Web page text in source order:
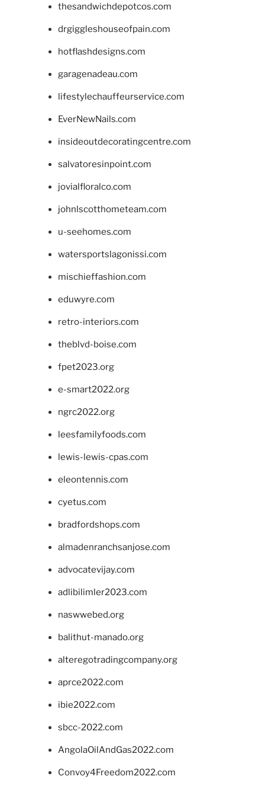
thesandwichdepotcos.com
drgiggleshouseofpain.com
hotflashdesigns.com
garagenadeau.com
lifestylechauffeurservice.com
EverNewNails.com
insideoutdecoratingcentre.com
salvatoresinpoint.com
jovialfloralco.com
johnlscotthometeam.com
u-seehomes.com
watersportslagonissi.com
mischieffashion.com
eduwyre.com
retro-interiors.com
theblvd-boise.com
fpet2023.org
e-smart2022.org
ngrc2022.org
leesfamilyfoods.com
lewis-lewis-cpas.com
eleontennis.com
cyetus.com
bradfordshops.com
almadenranchsanjose.com
advocatevijay.com
adlibilimler2023.com
naswwebed.org
balithut-manado.org
alteregotradingcompany.org
aprce2022.com
ibie2022.com
sbcc-2022.com
AngolaOilAndGas2022.com
Convoy4Freedom2022.com